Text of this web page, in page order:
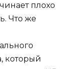
плохо
Что же
который